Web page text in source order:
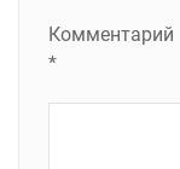
Комментарий
*